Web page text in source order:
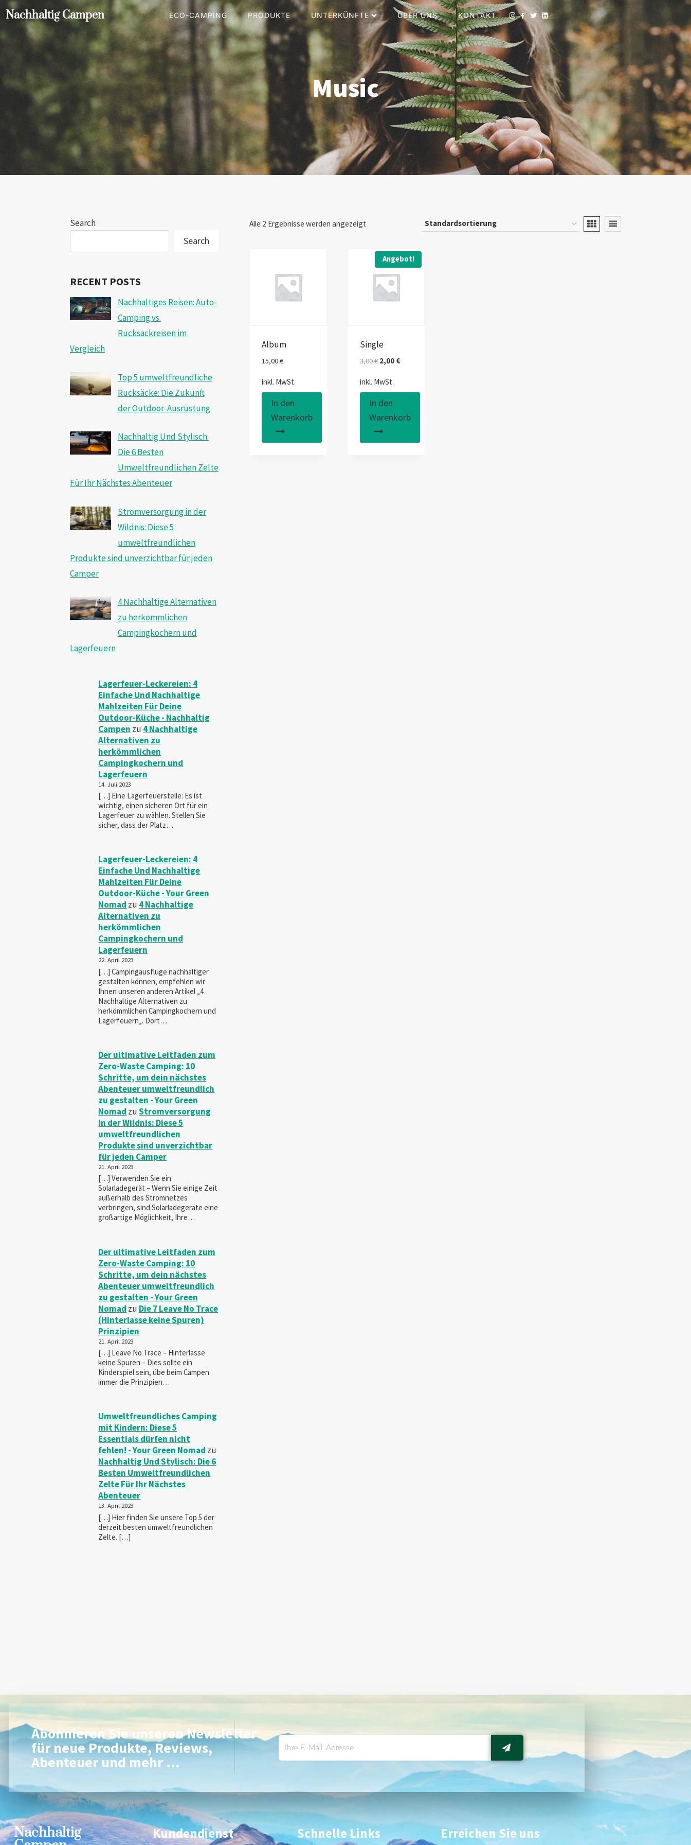
Nachhaltig Campen ECO-CAMPING PRODUKTE UNTERKÜNFTE ÜBER UNS KONTAKT
Music
Alle 2 Ergebnisse werden angezeigt
Album
15,00€
inkl. MwSt.
In den
Warenkorb
Angebot!
Single
3,00€ 2,00 €
inkl. MwSt.
In den
Warenkorb
Search
Search
RECENT POSTS
Nachhaltiges Reisen: Auto-
Camping vs.
Rucksackreisen im
Vergleich
Top 5 umweltfreundliche
Rucksäcke: Die Zukunft
der Outdoor-Ausrüstung
Nachhaltig Und Stylisch:
Die 6 Besten
Umweltfreundlichen Zelte
Für Ihr Nächstes Abenteuer
Stromversorgung in der
Wildnis: Diese 5
umweltfreundlichen
Produkte sind unverzichtbar für jeden
Camper
4 Nachhaltige Alternativen
zu herkömmlichen
Campingkochern und
Lagerfeuern
Lagerfeuer-Leckereien: 4
Einfache Und Nachhaltige
Mahlzeiten Für Deine
Outdoor-Küche - Nachhaltig
Campen zu 4 Nachhaltige
Alternativen zu
herkömmlichen
Campingkochern und
Lagerfeuern
14. Juli 2023
[…] Eine Lagerfeuerstelle: Es ist
wichtig, einen sicheren Ort für ein
Lagerfeuer zu wählen. Stellen Sie
sicher, dass der Platz…
Lagerfeuer-Leckereien: 4
Einfache Und Nachhaltige
Mahlzeiten Für Deine
Outdoor-Küche - Your Green
Nomad zu 4 Nachhaltige
Alternativen zu
herkömmlichen
Campingkochern und
Lagerfeuern
22. April 2023
[…] Campingausflüge nachhaltiger
gestalten können, empfehlen wir
Ihnen unseren anderen Artikel „4
Nachhaltige Alternativen zu
herkömmlichen Campingkochern und
Lagerfeuern„. Dort…
Der ultimative Leitfaden zum
Zero-Waste Camping: 10
Schritte, um dein nächstes
Abenteuer umweltfreundlich
zu gestalten - Your Green
Nomad zuStromversorgung
in der Wildnis: Diese 5
umweltfreundlichen
Produkte sind unverzichtbar
für jeden Camper
21. April 2023
[…] Verwenden Sie ein
Solarladegerät – Wenn Sie einige Zeit
außerhalb des Stromnetzes
verbringen, sind Solarladegeräte eine
großartige Möglichkeit, Ihre…
Der ultimative Leitfaden zum
Zero-Waste Camping: 10
Schritte, um dein nächstes
Abenteuer umweltfreundlich
zu gestalten - Your Green
Nomad zu Die 7 Leave No Trace
(Hinterlasse keine Spuren)
Prinzipien
21. April 2023
[…] Leave No Trace – Hinterlasse
keine Spuren – Dies sollte ein
Kinderspiel sein, übe beim Campen
immer die Prinzipien…
Umweltfreundliches Camping
mit Kindern: Diese 5
Essentials dürfen nicht
fehlen! - Your Green Nomad zu
Nachhaltig Und Stylisch: Die 6
Besten Umweltfreundlichen
Zelte Für Ihr Nächstes
Abenteuer
13. April 2023
[…] Hier finden Sie unsere Top 5 der
derzeit besten umweltfreundlichen
Zelte. […]
Abonnieren Sie unseren Newsletter
für neue Produkte, Reviews,
Abenteuer und mehr ...
Nachhaltig Kundendienst Schnelle Links Erreichen Sie uns